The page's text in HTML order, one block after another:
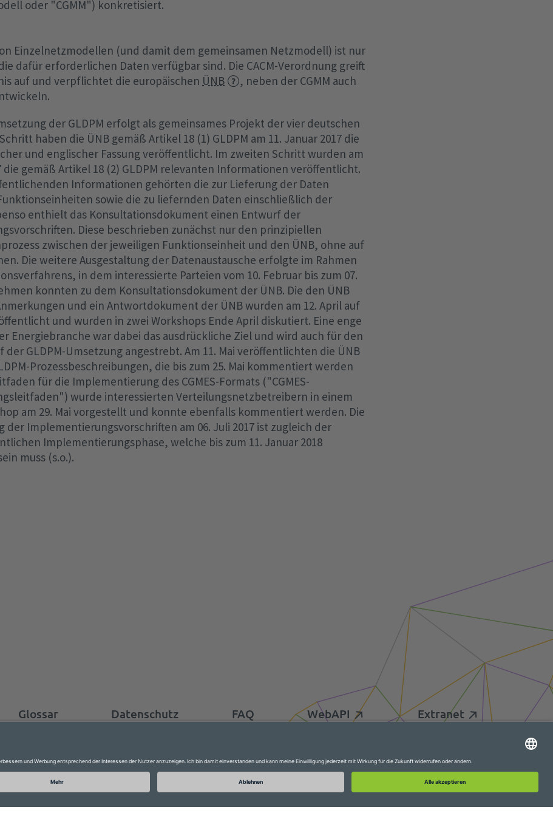
oder "CGMM") konkretisiert.
Einzelnetzmodellen (und damit dem gemeinsamen Netzmodell) ist nur
dafür erforderlichen Daten verfügbar sind. Die CACM-Verordnung greift
auf und verpflichtet die europäischen ÜNB
, neben der CGMM auch
der GLDPM erfolgt als gemeinsames Projekt der vier deutschen
haben die ÜNB gemäß Artikel 18 (1) GLDPM am 11. Januar 2017 die
und englischer Fassung veröffentlicht. Im zweiten Schritt wurden am
die gemäß Artikel 18 (2) GLDPM relevanten Informationen veröffentlicht.
Informationen gehörten die zur Lieferung der Daten
sowie die zu liefernden Daten einschließlich der
enthielt das Konsultationsdokument einen Entwurf der
Diese beschrieben zunächst nur den prinzipiellen
zwischen der jeweiligen Funktionseinheit und den ÜNB, ohne auf
Die weitere Ausgestaltung der Datenaustausche erfolgte im Rahmen
in dem interessierte Parteien vom 10. Februar bis zum 07.
konnten zu dem Konsultationsdokument der ÜNB. Die den ÜNB
und ein Antwortdokument der ÜNB wurden am 12. April auf
und wurden in zwei Workshops Ende April diskutiert. Eine enge
Energiebranche war dabei das ausdrückliche Ziel und wird auch für den
der GLDPM-Umsetzung angestrebt. Am 11. Mai veröffentlichten die ÜNB
Prozessbeschreibungen, die bis zum 25. Mai kommentiert werden
für die Implementierung des CGMES-Formats ("CGMES-
wurde interessierten Verteilungsnetzbetreibern in einem
am 29. Mai vorgestellt und konnte ebenfalls kommentiert werden. Die
der Implementierungsvorschriften am 06. Juli 2017 ist zugleich der
Implementierungsphase, welche bis zum 11. Januar 2018
muss (s.o.).
Glossar Datenschutz FAQ WebAPI Extranet